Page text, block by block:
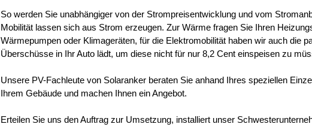
So werden Sie unabhängiger von der Strompreisentwicklung und vom
Mobilität lassen sich aus Strom erzeugen. Zur Wärme fragen Sie Ihren
Wärmepumpen oder Klimageräten, für die Elektromobilität haben wir auch die
Überschüsse in Ihr Auto lädt, um diese nicht für nur 8,2 Cent einspeisen zu
Unsere PV-Fachleute von Solaranker beraten Sie anhand Ihres speziellen
Ihrem Gebäude und machen Ihnen ein Angebot.
Erteilen Sie uns den Auftrag zur Umsetzung, installiert unser